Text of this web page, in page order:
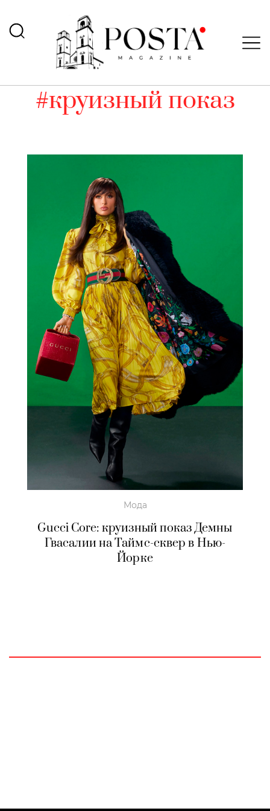
#круизный показ
Мода
Gucci Core: круизный показ Демны
Гвасалии на Таймс-сквер в Нью-
Йорке